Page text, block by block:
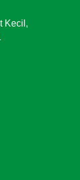
Kecil,